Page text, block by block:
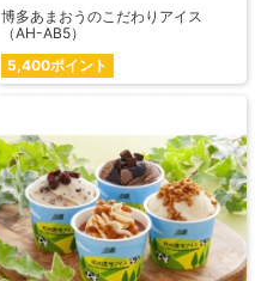
博多あまおうのこだわりアイス
（AH-AB5）
5,400ポイント